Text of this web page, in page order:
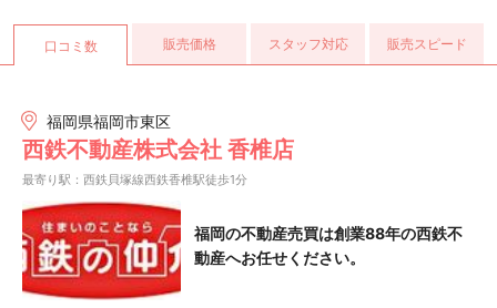
口コミ数 販売価格 スタッフ対応 販売スピード
福岡県福岡市東区
西鉄不動産株式会社 香椎店
最寄り駅：西鉄貝塚線西鉄香椎駅徒歩1分
福岡の不動産売買は創業88年の西鉄不
動産へお任せください。